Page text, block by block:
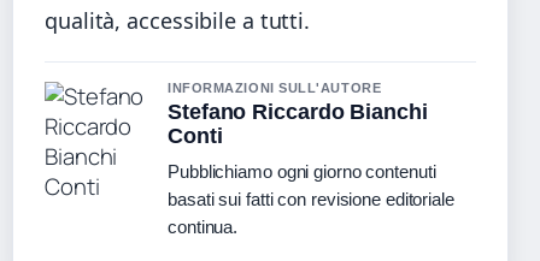
qualità, accessibile a tutti.
INFORMAZIONI SULL'AUTORE
Stefano Riccardo Bianchi
Conti
Pubblichiamo ogni giorno contenuti
basati sui fatti con revisione editoriale
continua.